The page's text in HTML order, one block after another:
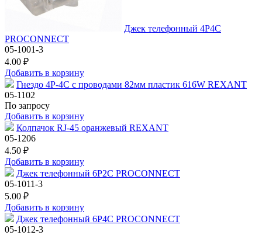
Джек телефонный 4P4C
PROCONNECT
05-1001-3
4.00 ₽
Добавить в корзину
Гнездо 4P-4C с проводами 82мм пластик 616W REXANT
05-1102
По запросу
Добавить в корзину
Колпачок RJ-45 оранжевый REXANT
05-1206
4.50 ₽
Добавить в корзину
Джек телефонный 6P2C PROCONNECT
05-1011-3
5.00 ₽
Добавить в корзину
Джек телефонный 6P4C PROCONNECT
05-1012-3